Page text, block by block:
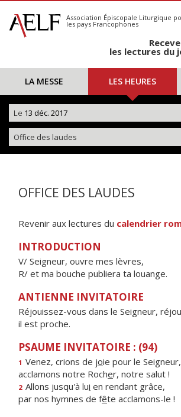
S'abonner
Calendrier
Association Épiscopale Liturgique
les pays Francophones
les lectures du
LA MESSE LES HEURES
Le 13 déc. 2017
Office des laudes
OFFICE DES LAUDES
Revenir aux lectures du calendrier
INTRODUCTION
V/ Seigneur, ouvre mes lèvres,
R/ et ma bouche publiera ta louange.
ANTIENNE INVITATOIRE
Réjouissez-vous dans le Seigneur,
il est proche.
PSAUME INVITATOIRE : (94)
1 Venez, crions de joie pour le Seigneur,
acclamons notre Rocher, notre salut !
2 Allons jusqu'à lui en rendant grâce,
par nos hymnes de fête acclamons-le !